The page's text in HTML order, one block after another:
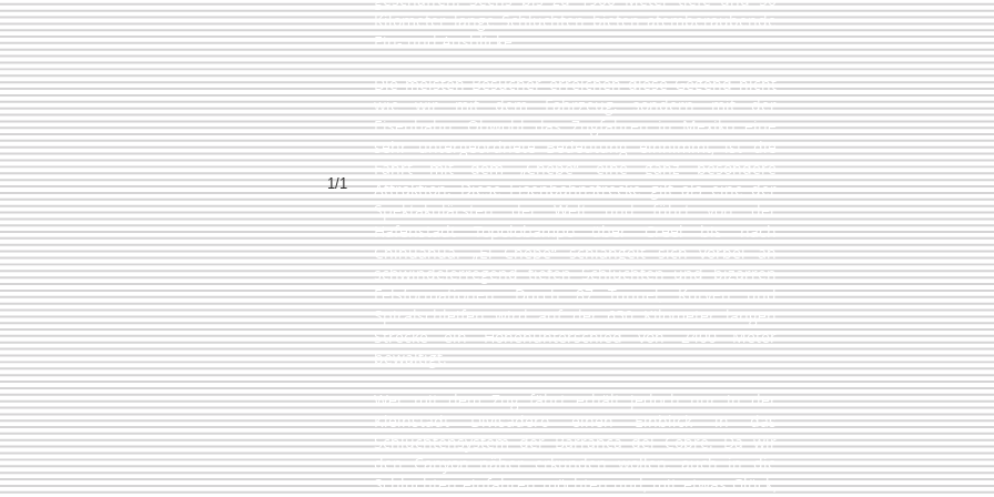
1/1
Kilometer lange Schluchten bieten atemberaubende
Ein- und Ausblicke.
Die meisten Besucher erreichen diese Gegend nicht
wie wir mit dem Fahrzeug, sondern mit der
Eisenbahn. Obwohl das Zugfahren in Mexiko eine
sehr untergeordnete Bedeutung einnimmt, ist die
Fahrt mit dem „Chepe“ eine ganz besondere
Attraktion. Diese Eisenbahnstrecke gilt als eine der
Spektakulärsten der Welt und führt von der
Hafenstadt Topolobampo über Creel bis nach
Chihuahua. „El Chepe“ schlängelt sich vorbei an
schwindelerregend tiefen Schluchten und bizarren
Felsformationen. Durch 87 Tunnel, Kurven und
Spiralschleifen wird auf der 650 Kilometer langen
Strecke ein Höhenunterschied von 2400 Meter
bewältigt.
Wer mit dem Zug fährt erhält jedoch nur in der
Kleinstadt Divisadero einen Einblick in das
Schluchtensystem der Barranca del Cobre. Da wir
den Canyon näher erkunden wollen, auch in die
Schluchten einfahren möchten und, mit etwas Glück,